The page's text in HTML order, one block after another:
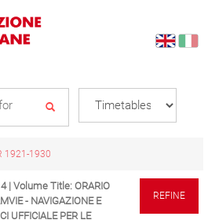
1921-1930
| Volume Title: ORARIO
- NAVIGAZIONE E
UFFICIALE PER LE
REFINE